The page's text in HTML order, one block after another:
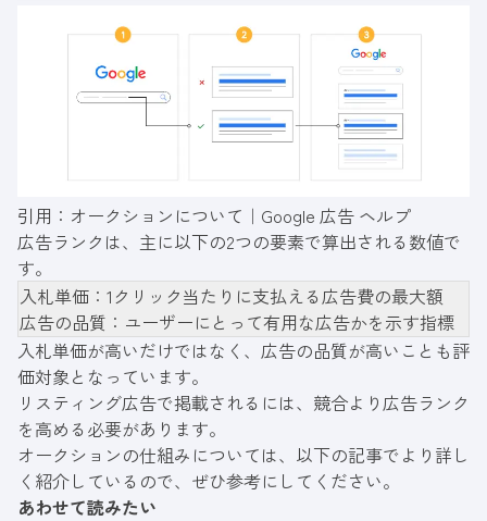
引用： オークションについて｜Google 広告 ヘルプ
広告ランクは、主に以下の2つの要素で算出される数値で
す。
入札単価：1クリック当たりに支払える広告費の最大額
広告の品質：ユーザーにとって有用な広告かを示す指標
入札単価が高いだけではなく、広告の品質が高いことも評
価対象となっています。
リスティング広告で掲載されるには、競合より広告ランク
を高める必要があります。
オークションの仕組みについては、以下の記事でより詳し
く紹介しているので、ぜひ参考にしてください。
あわせて読みたい